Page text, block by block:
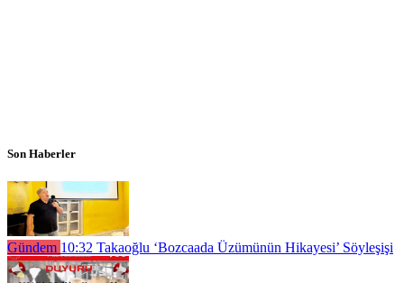
Son Haberler
Gündem 10:32 Takaoğlu ‘Bozcaada Üzümünün Hikayesi’ Söyleşişi